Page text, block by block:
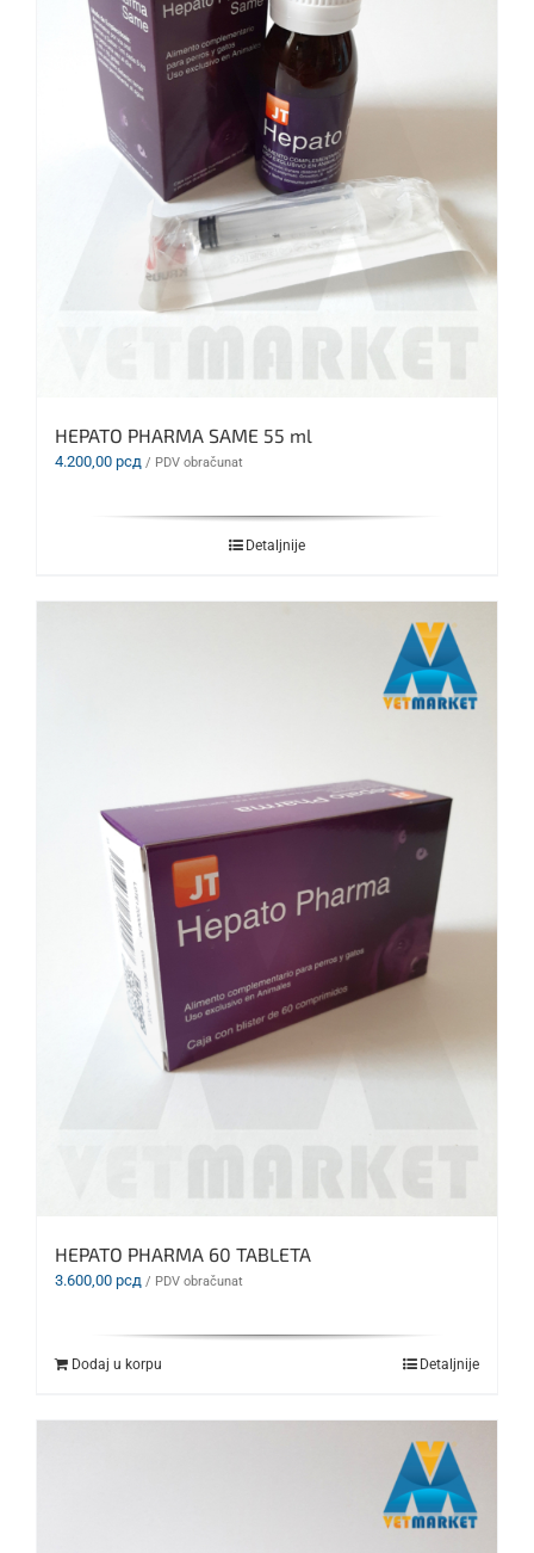
HEPATO PHARMA SAME 55 ml
4.200,00 рсд / PDV obračunat
Detaljnije
HEPATO PHARMA 60 TABLETA
3.600,00 рсд / PDV obračunat
Dodaj u korpu Detaljnije